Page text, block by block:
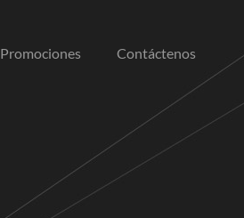
Promociones Contáctenos